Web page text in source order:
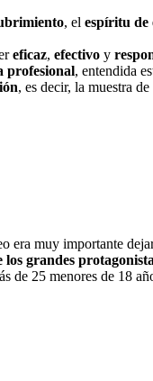
, el espíritu de
eficaz, efectivo y
profesional, entendida
, es decir, la muestra de
era muy importante
los grandes
de 25 menores de 18